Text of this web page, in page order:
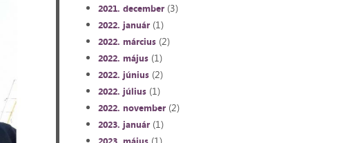
2021. december (3)
2022. január (1)
2022. március (2)
2022. május (1)
2022. június (2)
2022. július (1)
2022. november (2)
2023. január (1)